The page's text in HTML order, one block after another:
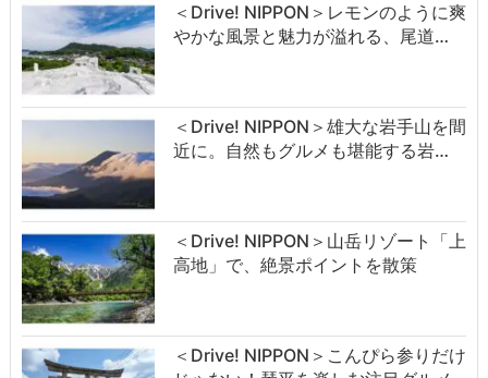
＜Drive! NIPPON＞レモンのように爽
やかな風景と魅力が溢れる、尾道…
＜Drive! NIPPON＞雄大な岩手山を間
近に。自然もグルメも堪能する岩…
＜Drive! NIPPON＞山岳リゾート「上
高地」で、絶景ポイントを散策
＜Drive! NIPPON＞こんぴら参りだけ